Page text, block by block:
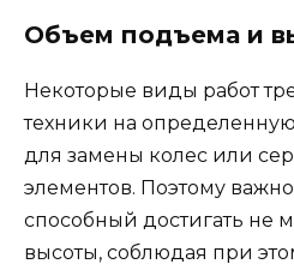
Объем подъема и
Некоторые виды работ
техники на
для замены колес или
элементов. Поэтому
способный достигать не
высоты, соблюдая при